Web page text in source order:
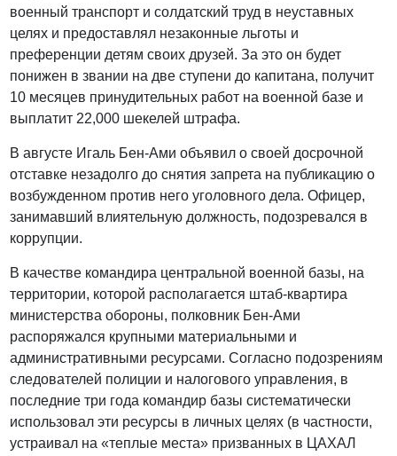
военный транспорт и солдатский труд в неуставных
целях и предоставлял незаконные льготы и
преференции детям своих друзей. За это он будет
понижен в звании на две ступени до капитана, получит
10 месяцев принудительных работ на военной базе и
выплатит 22,000 шекелей штрафа.
В августе Игаль Бен-Ами объявил о своей досрочной
отставке незадолго до снятия запрета на публикацию о
возбужденном против него уголовного дела. Офицер,
занимавший влиятельную должность, подозревался в
коррупции.
В качестве командира центральной военной базы, на
территории, которой располагается штаб-квартира
министерства обороны, полковник Бен-Ами
распоряжался крупными материальными и
административными ресурсами. Согласно подозрениям
следователей полиции и налогового управления, в
последние три года командир базы систематически
использовал эти ресурсы в личных целях (в частности,
устраивал на «теплые места» призванных в ЦАХАЛ